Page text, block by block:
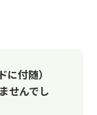
付随）
せんでし